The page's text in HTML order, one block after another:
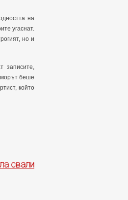
на
угаснат.
но и
записите,
беше
който
свали